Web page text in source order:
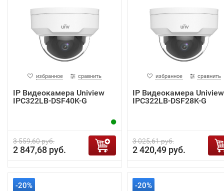
избранное сравнить
IP Видеокамера Uniview
IPC322LB-DSF40K-G
3 559,60 руб.
2 847,68 руб.
избранное сравнить
IP Видеокамера Uniview
IPC322LB-DSF28K-G
3 025,61 руб.
2 420,49 руб.
-20% -20%